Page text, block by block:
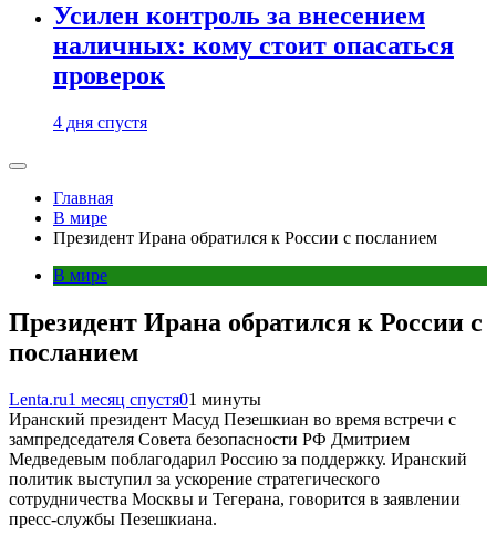
Усилен контроль за внесением
наличных: кому стоит опасаться
проверок
4 дня спустя
Главная
В мире
Президент Ирана обратился к России с посланием
В мире
Президент Ирана обратился к России с
посланием
Lenta.ru1 месяц спустя01 минуты
Иранский президент Масуд Пезешкиан во время встречи с
зампредседателя Совета безопасности РФ Дмитрием
Медведевым поблагодарил Россию за поддержку. Иранский
политик выступил за ускорение стратегического
сотрудничества Москвы и Тегерана, говорится в заявлении
пресс-службы Пезешкиана.